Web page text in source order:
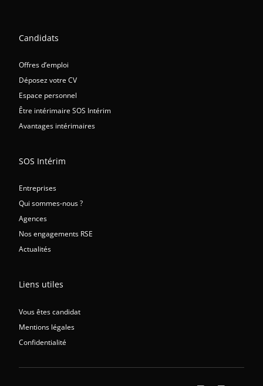
Candidats
Offres d’emploi
Déposez votre CV
Espace personnel
Être intérimaire SOS Intérim
Avantages intérimaires
SOS Intérim
Entreprises
Qui sommes-nous ?
Agences
Nos engagements RSE
Actualités
Liens utiles
Vous êtes candidat
Mentions légales
Confidentialité